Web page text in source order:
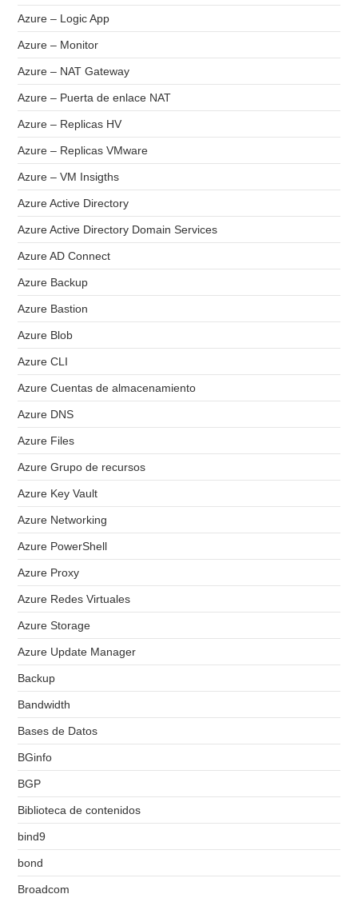
Azure – Logic App
Azure – Monitor
Azure – NAT Gateway
Azure – Puerta de enlace NAT
Azure – Replicas HV
Azure – Replicas VMware
Azure – VM Insigths
Azure Active Directory
Azure Active Directory Domain Services
Azure AD Connect
Azure Backup
Azure Bastion
Azure Blob
Azure CLI
Azure Cuentas de almacenamiento
Azure DNS
Azure Files
Azure Grupo de recursos
Azure Key Vault
Azure Networking
Azure PowerShell
Azure Proxy
Azure Redes Virtuales
Azure Storage
Azure Update Manager
Backup
Bandwidth
Bases de Datos
BGinfo
BGP
Biblioteca de contenidos
bind9
bond
Broadcom